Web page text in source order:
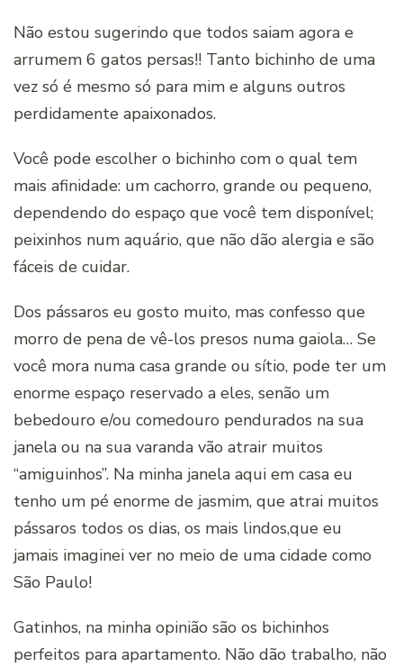
Não estou sugerindo que todos saiam agora e
arrumem 6 gatos persas!! Tanto bichinho de uma
vez só é mesmo só para mim e alguns outros
perdidamente apaixonados.
Você pode escolher o bichinho com o qual tem
mais afinidade: um cachorro, grande ou pequeno,
dependendo do espaço que você tem disponível;
peixinhos num aquário, que não dão alergia e são
fáceis de cuidar.
Dos pássaros eu gosto muito, mas confesso que
morro de pena de vê-los presos numa gaiola… Se
você mora numa casa grande ou sítio, pode ter um
enorme espaço reservado a eles, senão um
bebedouro e/ou comedouro pendurados na sua
janela ou na sua varanda vão atrair muitos
“amiguinhos”. Na minha janela aqui em casa eu
tenho um pé enorme de jasmim, que atrai muitos
pássaros todos os dias, os mais lindos,que eu
jamais imaginei ver no meio de uma cidade como
São Paulo!
Gatinhos, na minha opinião são os bichinhos
perfeitos para apartamento. Não dão trabalho, não